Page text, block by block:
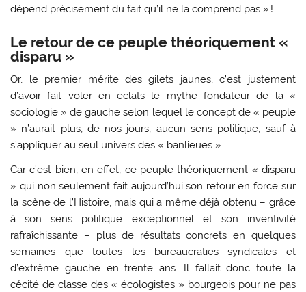
dépend précisément du fait qu’il ne la comprend pas » !
Le retour de ce peuple théoriquement «
disparu »
Or, le premier mérite des gilets jaunes, c’est justement
d’avoir fait voler en éclats le mythe fondateur de la «
sociologie » de gauche selon lequel le concept de « peuple
» n’aurait plus, de nos jours, aucun sens politique, sauf à
s’appliquer au seul univers des « banlieues ».
Car c’est bien, en effet, ce peuple théoriquement « disparu
» qui non seulement fait aujourd’hui son retour en force sur
la scène de l’Histoire, mais qui a même déjà obtenu – grâce
à son sens politique exceptionnel et son inventivité
rafraîchissante – plus de résultats concrets en quelques
semaines que toutes les bureaucraties syndicales et
d’extrême gauche en trente ans. Il fallait donc toute la
cécité de classe des « écologistes » bourgeois pour ne pas